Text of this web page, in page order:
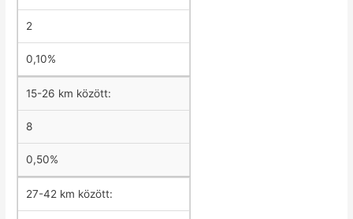
2
0,10%
15-26 km között:
8
0,50%
27-42 km között: